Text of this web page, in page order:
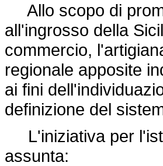
Allo scopo di
all'ingrosso della
commercio,
regionale apposite
ai fini
definizione del
L'iniziativa per
assunta: